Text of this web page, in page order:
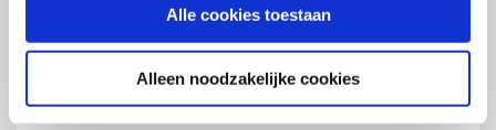
Alle cookies toestaan
Alleen noodzakelijke cookies
CSS Fundamentals(EN)